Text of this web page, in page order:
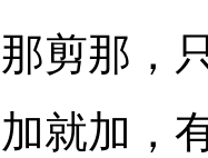
剪那，
就加，